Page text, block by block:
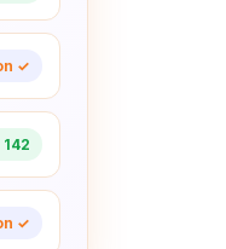
✓
142
✓